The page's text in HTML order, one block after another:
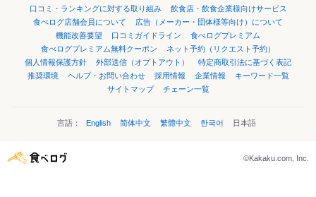
口コミ・ランキングに対する取り組み
飲食店・飲食企業様向けサービス
食べログ店舗会員について
広告（メーカー・団体様等向け）について
機能改善要望
口コミガイドライン
食べログプレミアム
食べログプレミアム無料クーポン
ネット予約（リクエスト予約）
個人情報保護方針
外部送信（オプトアウト）
特定商取引法に基づく表記
推奨環境
ヘルプ・お問い合わせ 採用情報 企業情報
キーワード一覧
サイトマップ
チェーン一覧
言語： English 简体中文 繁體中文 한국어 日本語
©Kakaku.com, Inc.